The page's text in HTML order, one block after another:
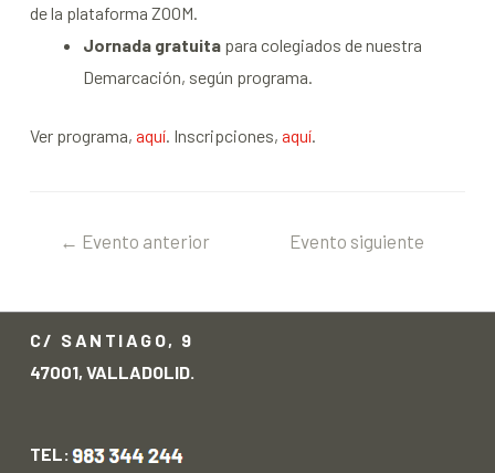
de la plataforma ZOOM.
Jornada gratuitapara colegiados de nuestra
Demarcación, según programa.
Ver programa, aquí. Inscripciones, aquí.
← Evento anterior
Evento siguiente
C/ SANTIAGO, 9
47001, VALLADOLID.
TEL: